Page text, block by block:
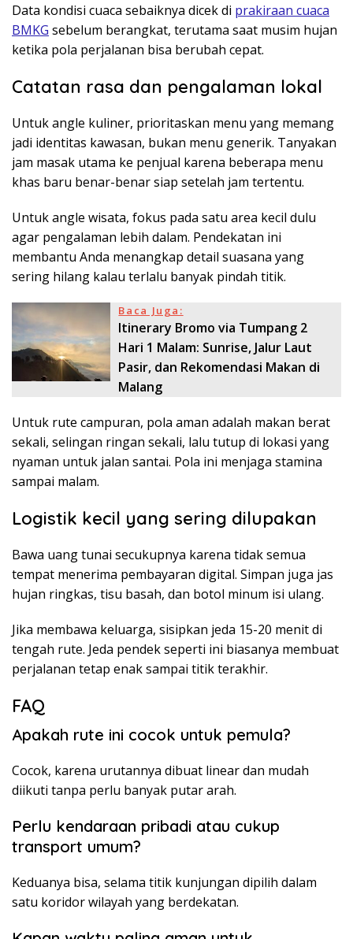
Data kondisi cuaca sebaiknya dicek di prakiraan cuaca
BMKG sebelum berangkat, terutama saat musim hujan
ketika pola perjalanan bisa berubah cepat.
Catatan rasa dan pengalaman lokal
Untuk angle kuliner, prioritaskan menu yang memang
jadi identitas kawasan, bukan menu generik. Tanyakan
jam masak utama ke penjual karena beberapa menu
khas baru benar-benar siap setelah jam tertentu.
Untuk angle wisata, fokus pada satu area kecil dulu
agar pengalaman lebih dalam. Pendekatan ini
membantu Anda menangkap detail suasana yang
sering hilang kalau terlalu banyak pindah titik.
Baca Juga:
Itinerary Bromo via Tumpang 2
Hari 1 Malam: Sunrise, Jalur Laut
Pasir, dan Rekomendasi Makan di
Malang
Untuk rute campuran, pola aman adalah makan berat
sekali, selingan ringan sekali, lalu tutup di lokasi yang
nyaman untuk jalan santai. Pola ini menjaga stamina
sampai malam.
Logistik kecil yang sering dilupakan
Bawa uang tunai secukupnya karena tidak semua
tempat menerima pembayaran digital. Simpan juga jas
hujan ringkas, tisu basah, dan botol minum isi ulang.
Jika membawa keluarga, sisipkan jeda 15-20 menit di
tengah rute. Jeda pendek seperti ini biasanya membuat
perjalanan tetap enak sampai titik terakhir.
FAQ
Apakah rute ini cocok untuk pemula?
Cocok, karena urutannya dibuat linear dan mudah
diikuti tanpa perlu banyak putar arah.
Perlu kendaraan pribadi atau cukup
transport umum?
Keduanya bisa, selama titik kunjungan dipilih dalam
satu koridor wilayah yang berdekatan.